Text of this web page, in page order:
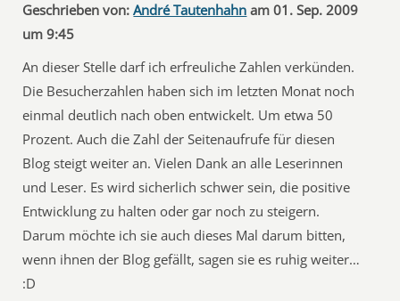
Geschrieben von: André Tautenhahn am 01. Sep. 2009
um 9:45
An dieser Stelle darf ich erfreuliche Zahlen verkünden.
Die Besucherzahlen haben sich im letzten Monat noch
einmal deutlich nach oben entwickelt. Um etwa 50
Prozent. Auch die Zahl der Seitenaufrufe für diesen
Blog steigt weiter an. Vielen Dank an alle Leserinnen
und Leser. Es wird sicherlich schwer sein, die positive
Entwicklung zu halten oder gar noch zu steigern.
Darum möchte ich sie auch dieses Mal darum bitten,
wenn ihnen der Blog gefällt, sagen sie es ruhig weiter…
:D